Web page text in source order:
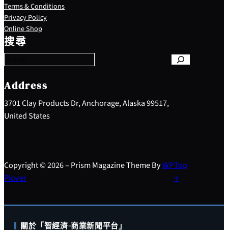
Terms & Conditions
Privacy Policy
Online Shop
搜尋
S
e
a
c
h
Address
3701 Clay Products Dr, Anchorage, Alaska 99517,
United States
Copyright © 2026 – Prism Magazine Theme ByWP
Plover
Top
↑
關於「智經濟-商業新聞平台」